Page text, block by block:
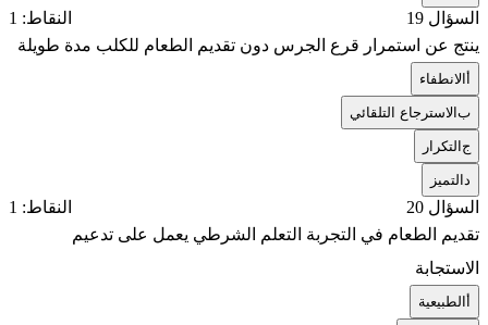
السؤال 19
النقاط: 1
ينتج عن استمرار قرع الجرس دون تقديم الطعام للكلب مدة طويلة
الانطفاء
بالاسترجاع التلقائي
جالتكرار
التميز
السؤال 20
النقاط: 1
تقديم الطعام في التجربة التعلم الشرطي يعمل على تدعيم
الاستجابة
الطبيعية